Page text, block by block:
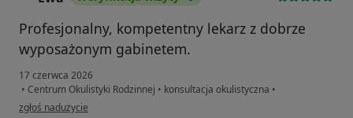
Profesjonalny, kompetentny lekarz z dobrze
wyposażonym gabinetem.
17 czerwca 2026
• Centrum Okulistyki Rodzinnej • konsultacja okulistyczna •
w opinii użytkownika Ewa
zgłoś nadużycie